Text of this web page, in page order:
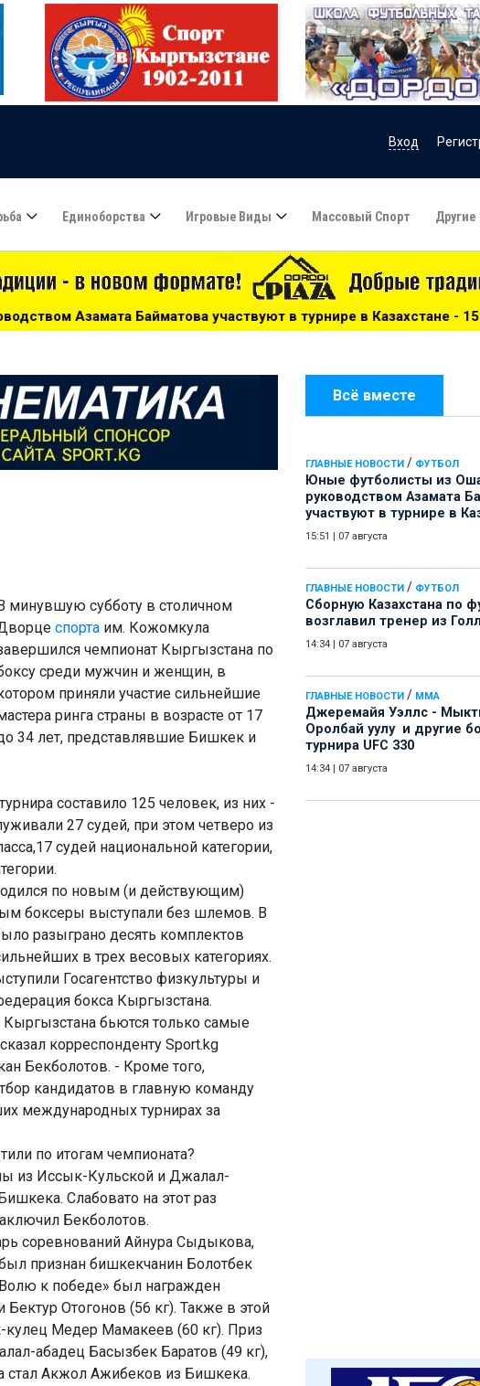
Вход
Единоборства Игровые Виды Массовый Спорт Другие
участвуют в турнире в Казахстане - 15:51 ***Сборную
Всё вместе
ГЛАВНЫЕ НОВОСТИ / ФУТБОЛ
Юные футболисты из
руководством Азамата
участвуют в турнире в
15:51 07 августа
ГЛАВНЫЕ НОВОСТИ / ФУТБОЛ
Сборную Казахстана по
возглавил тренер из
14:34 07 августа
ГЛАВНЫЕ НОВОСТИ / ММА
Джеремайя Уэллс -
Оролбай уулу и другие
турнира UFC 330
14:34 07 августа
В минувшую субботу в столичном
спорта им. Кожомкула
чемпионат Кыргызстана по
среди мужчин и женщин, в
приняли участие сильнейшие
ринга страны в возрасте от 17
34 лет, представлявшие Бишкек и
составило 125 человек, из них -
27 судей, при этом четверо из
судей национальной категории,
по новым (и действующим)
боксеры выступали без шлемов. В
разыграно десять комплектов
в трех весовых категориях.
Госагентство физкультуры и
бокса Кыргызстана.
бьются только самые
корреспонденту Sport.kg
Бекболотов. - Кроме того,
кандидатов в главную команду
международных турнирах за
по итогам чемпионата?
из Иссык-Кульской и Джалал-
Слабовато на этот раз
Бекболотов.
соревнований Айнура Сыдыкова,
признан бишкекчанин Болотбек
к победе» был награжден
Бектур Отогонов (56 кг). Также в этой
Медер Мамакеев (60 кг). Приз
абадец Басызбек Баратов (49 кг),
стал Акжол Ажибеков из Бишкека.